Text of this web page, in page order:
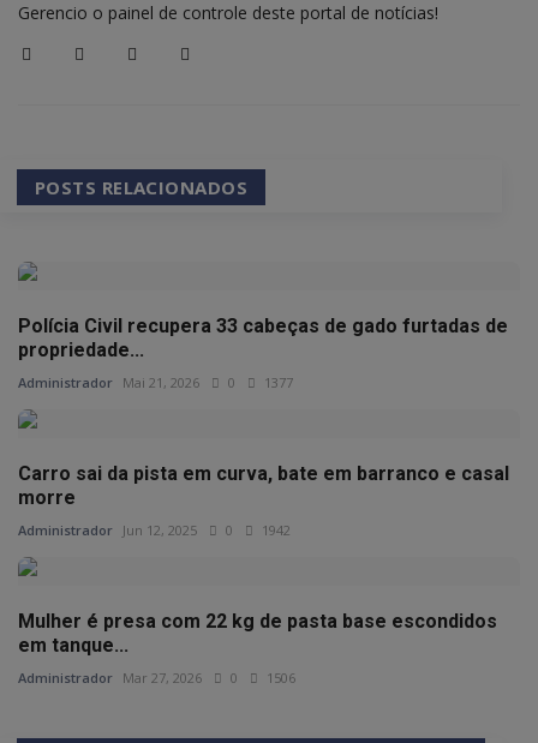
Gerencio o painel de controle deste portal de notícias!
POSTS RELACIONADOS
Polícia Civil recupera 33 cabeças de gado furtadas de
propriedade...
Administrador Mai 21, 2026 0 1377
Carro sai da pista em curva, bate em barranco e casal
morre
Administrador Jun 12, 2025 0 1942
Mulher é presa com 22 kg de pasta base escondidos
em tanque...
Administrador Mar 27, 2026 0 1506